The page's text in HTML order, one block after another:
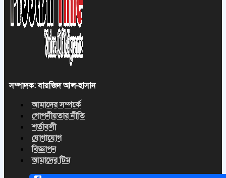
সম্পাদক: বায়জিদ আল-হাসান
আমাদের সম্পর্কে
গোপনীয়তার নীতি
শর্তাবলী
যোগাযোগ
বিজ্ঞাপন
আমাদের টিম